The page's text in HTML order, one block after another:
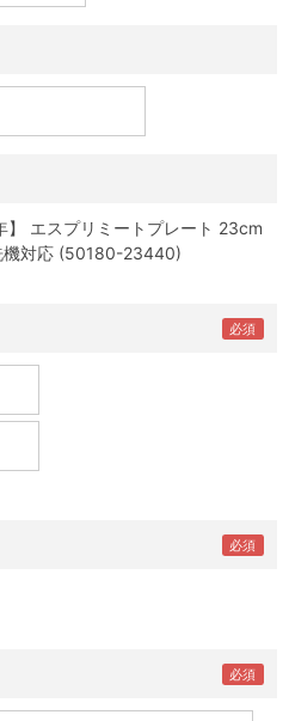
】 エスプリミートプレート 23cm
機対応 (50180-23440)